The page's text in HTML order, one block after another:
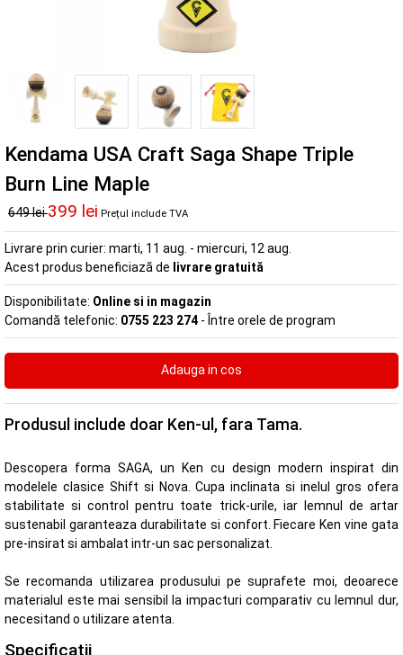
Kendama USA Craft Saga Shape Triple
Burn Line Maple
649 lei399 lei Prețul include TVA
Livrare prin curier: marti, 11 aug. - miercuri, 12 aug.
Acest produs beneficiază de livrare gratuită
Disponibilitate: Online si in magazin
Comandă telefonic: 0755 223 274 - Între orele de program
Produsul include doar Ken-ul, fara Tama.
Descopera forma SAGA, un Ken cu design modern inspirat din
modelele clasice Shift si Nova. Cupa inclinata si inelul gros ofera
stabilitate si control pentru toate trick-urile, iar lemnul de artar
sustenabil garanteaza durabilitate si confort. Fiecare Ken vine gata
pre-insirat si ambalat intr-un sac personalizat.
Se recomanda utilizarea produsului pe suprafete moi, deoarece
materialul este mai sensibil la impacturi comparativ cu lemnul dur,
necesitand o utilizare atenta.
Specificatii